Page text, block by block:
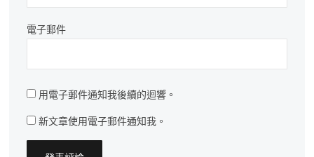
電子郵件
用電子郵件通知我後續的迴響。
新文章使用電子郵件通知我。